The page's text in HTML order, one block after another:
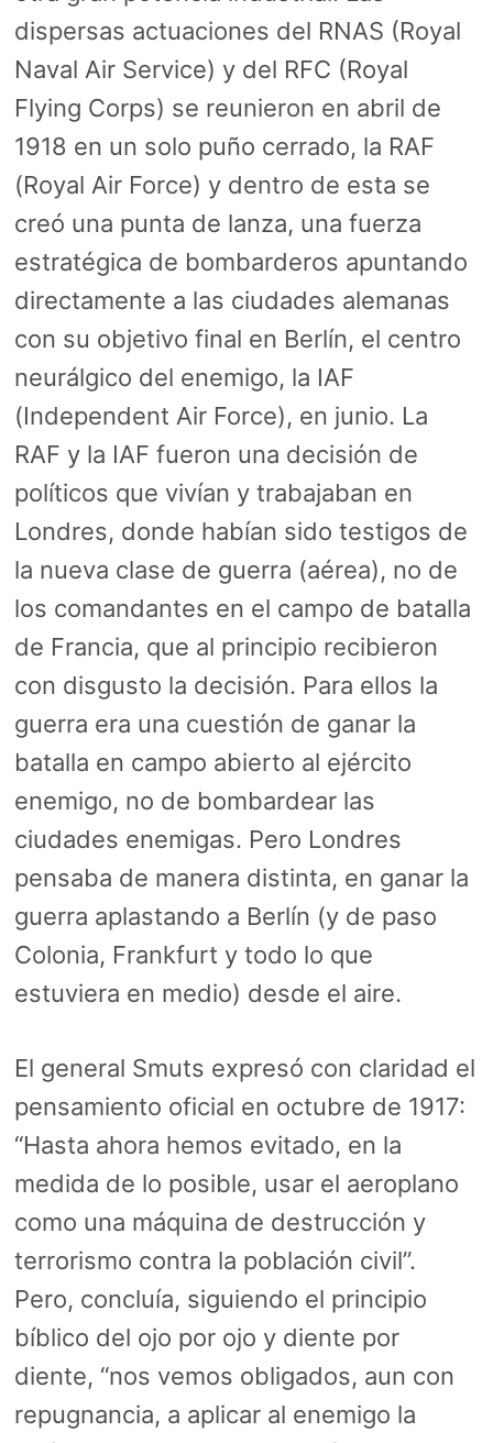
dispersas actuaciones del RNAS (Royal
Naval Air Service) y del RFC (Royal
Flying Corps) se reunieron en abril de
1918 en un solo puño cerrado, la RAF
(Royal Air Force) y dentro de esta se
creó una punta de lanza, una fuerza
estratégica de bombarderos apuntando
directamente a las ciudades alemanas
con su objetivo final en Berlín, el centro
neurálgico del enemigo, la IAF
(Independent Air Force), en junio. La
RAF y la IAF fueron una decisión de
políticos que vivían y trabajaban en
Londres, donde habían sido testigos de
la nueva clase de guerra (aérea), no de
los comandantes en el campo de batalla
de Francia, que al principio recibieron
con disgusto la decisión. Para ellos la
guerra era una cuestión de ganar la
batalla en campo abierto al ejército
enemigo, no de bombardear las
ciudades enemigas. Pero Londres
pensaba de manera distinta, en ganar la
guerra aplastando a Berlín (y de paso
Colonia, Frankfurt y todo lo que
estuviera en medio) desde el aire.
El general Smuts expresó con claridad el
pensamiento oficial en octubre de 1917:
“Hasta ahora hemos evitado, en la
medida de lo posible, usar el aeroplano
como una máquina de destrucción y
terrorismo contra la población civil”.
Pero, concluía, siguiendo el principio
bíblico del ojo por ojo y diente por
diente, “nos vemos obligados, aun con
repugnancia, a aplicar al enemigo la